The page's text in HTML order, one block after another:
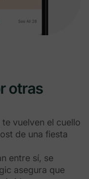
otras
vuelven el cuello
de una fiesta
entre sí, se
asegura que